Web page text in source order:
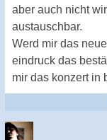
aber auch nicht
austauschbar.
Werd mir das
eindruck das
mir das konzert in